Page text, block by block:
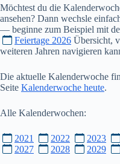
Möchtest du die
ansehen? Dann wechsle
— beginne zum Beispiel mit
Feiertage 2026 Übersicht,
weiteren Jahren navigieren
Die aktuelle Kalenderwoche
Seite Kalenderwoche heute.
Alle Kalenderwochen:
2021 2022 2023
2027
2028 2029